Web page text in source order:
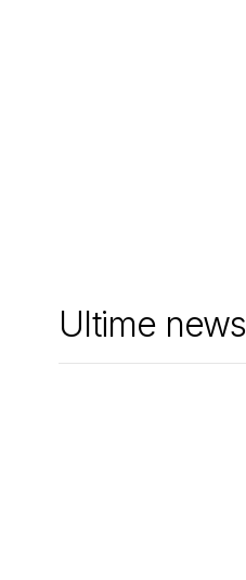
Ultime news